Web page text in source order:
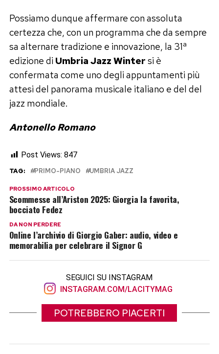
Possiamo dunque affermare con assoluta
certezza che, con un programma che da sempre
sa alternare tradizione e innovazione, la 31ª
edizione diUmbria Jazz Wintersi è
confermata come uno degli appuntamenti più
attesi del panorama musicale italiano e del del
jazz mondiale.
Antonello Romano
Post Views: 847
TAG: PRIMO-PIANO UMBRIA JAZZ
PROSSIMO ARTICOLO
Scommesse all’Ariston 2025: Giorgia la favorita,
bocciato Fedez
DA NON PERDERE
Online l’archivio di Giorgio Gaber: audio, video e
memorabilia per celebrare il Signor G
SEGUICI SU INSTAGRAM
INSTAGRAM.COM/LACITYMAG
POTREBBERO PIACERTI